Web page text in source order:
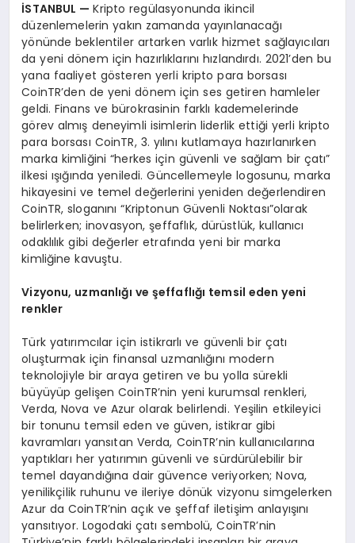
İSTANBUL —Kripto regülasyonunda ikincil
düzenlemelerin yakın zamanda yayınlanacağı
yönünde beklentiler artarken varlık hizmet sağlayıcıları
da yeni dönem için hazırlıklarını hızlandırdı. 2021’den bu
yana faaliyet gösteren yerli kripto para borsası
CoinTR’den de yeni dönem için ses getiren hamleler
geldi. Finans ve bürokrasinin farklı kademelerinde
görev almış deneyimli isimlerin liderlik ettiği yerli kripto
para borsası CoinTR, 3. yılını kutlamaya hazırlanırken
marka kimliğini “herkes için güvenli ve sağlam bir çatı”
ilkesi ışığında yeniledi. Güncellemeyle logosunu, marka
hikayesini ve temel değerlerini yeniden değerlendiren
CoinTR, sloganını “Kriptonun Güvenli Noktası”olarak
belirlerken; inovasyon, şeffaflık, dürüstlük, kullanıcı
odaklılık gibi değerler etrafında yeni bir marka
kimliğine kavuştu.
Vizyonu, uzmanlığı ve şeffaflığı temsil eden yeni
renkler
Türk yatırımcılar için istikrarlı ve güvenli bir çatı
oluşturmak için finansal uzmanlığını modern
teknolojiyle bir araya getiren ve bu yolla sürekli
büyüyüp gelişen CoinTR’nin yeni kurumsal renkleri,
Verda, Nova ve Azur olarak belirlendi. Yeşilin etkileyici
bir tonunu temsil eden ve güven, istikrar gibi
kavramları yansıtan Verda, CoinTR’nin kullanıcılarına
yaptıkları her yatırımın güvenli ve sürdürülebilir bir
temel dayandığına dair güvence veriyorken; Nova,
yenilikçilik ruhunu ve ileriye dönük vizyonu simgelerken
Azur da CoinTR’nin açık ve şeffaf iletişim anlayışını
yansıtıyor. Logodaki çatı sembolü, CoinTR’nin